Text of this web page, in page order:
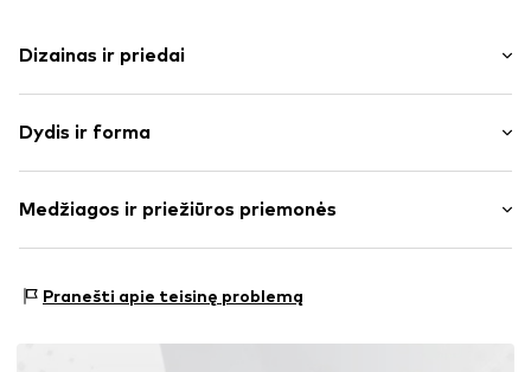
Dizainas ir priedai
treningo medžiaga
Su gobtuvu
Kišenė ant pilvo
Prekės Nr. IBE0142003000001
Dydis ir forma
Ilgis: Normalaus ilgio
Pritaikomumas: Įprastas prigludimas
Dydžių lentelė
Medžiagos ir priežiūros priemonės
Kilmės šalis: Kinija
Pranešti apie teisinę problemą